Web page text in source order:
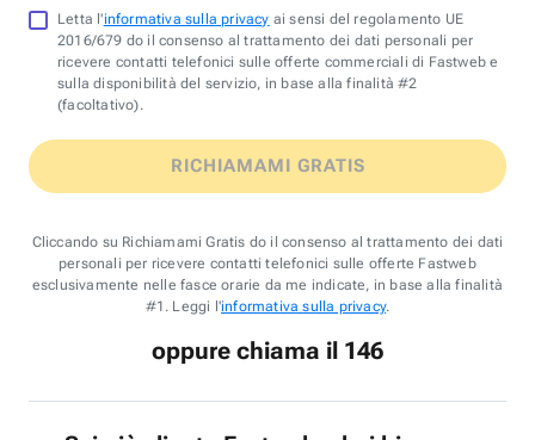
Letta l'informativa sulla privacy ai sensi del regolamento UE
2016/679 do il consenso al trattamento dei dati personali per
ricevere contatti telefonici sulle offerte commerciali di Fastweb e
sulla disponibilità del servizio, in base alla finalità #2
(facoltativo).
RICHIAMAMI GRATIS
Cliccando su Richiamami Gratis do il consenso al trattamento dei dati
personali per ricevere contatti telefonici sulle offerte Fastweb
esclusivamente nelle fasce orarie da me indicate, in base alla finalità
#1. Leggi l'informativa sulla privacy.
oppure chiama il 146